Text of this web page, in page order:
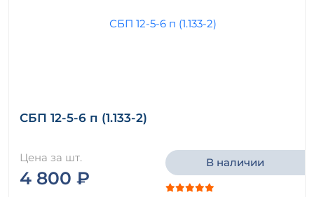
СБП 12-5-6 п (1.133-2)
Цена за шт.
4 800 ₽
В наличии